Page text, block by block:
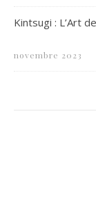
Kintsugi : L’Art
novembre 2023